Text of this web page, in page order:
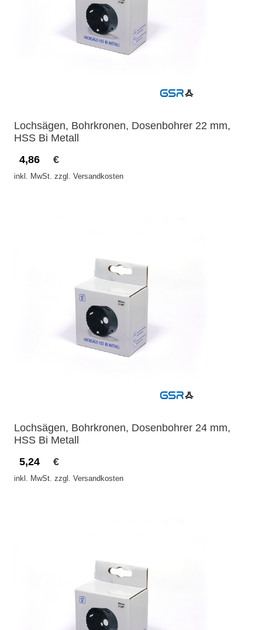
Lochsägen, Bohrkronen, Dosenbohrer 22 mm,
HSS Bi Metall
4,86
€
inkl. MwSt. zzgl. Versandkosten
Lochsägen, Bohrkronen, Dosenbohrer 24 mm,
HSS Bi Metall
5,24
€
inkl. MwSt. zzgl. Versandkosten